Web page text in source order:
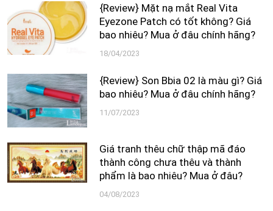
{Review} Mặt nạ mắt Real Vita
Eyezone Patch có tốt không? Giá
bao nhiêu? Mua ở đâu chính hãng?
18/04/2023
{Review} Son Bbia 02 là màu gì? Giá
bao nhiêu? Mua ở đâu chính hãng?
11/07/2023
Giá tranh thêu chữ thập mã đáo
thành công chưa thêu và thành
phẩm là bao nhiêu? Mua ở đâu?
04/08/2023